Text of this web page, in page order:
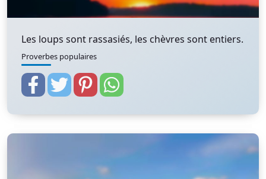
Les loups sont rassasiés, les chèvres sont entiers.
Proverbes populaires